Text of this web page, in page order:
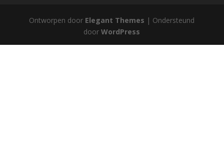
Ontworpen door Elegant Themes | Ondersteund
doorWordPress